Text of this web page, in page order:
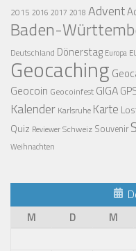
2015 2016 2017 2018 Advent
Baden-
Deutschland Dönerstag Europa
Geocaching
Geocoin Geocoinfest GIGA
Kalender Karlsruhe Karte
Quiz ReviewerSchweiz Souvenir
Weihnachten
M
D M